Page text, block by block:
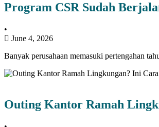
Program CSR Sudah
•
June 4, 2026
Banyak perusahaan memasuki pertengahan
Outing Kantor Ramah